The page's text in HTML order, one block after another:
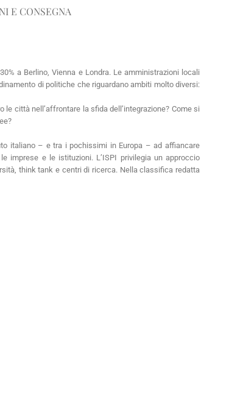
E CONSEGNA
a Berlino, Vienna e Londra. Le amministrazioni locali
di politiche che riguardano ambiti molto diversi:
città nell’affrontare la sfida dell’integrazione? Come si
italiano – e tra i pochissimi in Europa – ad affiancare
imprese e le istituzioni. L’ISPI privilegia un approccio
think tank e centri di ricerca. Nella classifica redatta